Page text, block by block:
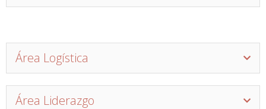
Área Logística
Área Liderazgo